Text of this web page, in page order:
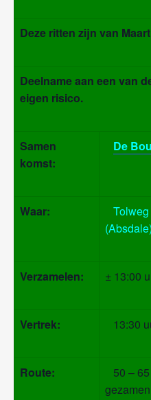
Deze ritten zijn van
Deelname aan een van
eigen risico.
Samen
komst:
De
Waar:
(Absdale)
Verzamelen: ± 13:00
Vertrek: 13:30
Route:
50 –